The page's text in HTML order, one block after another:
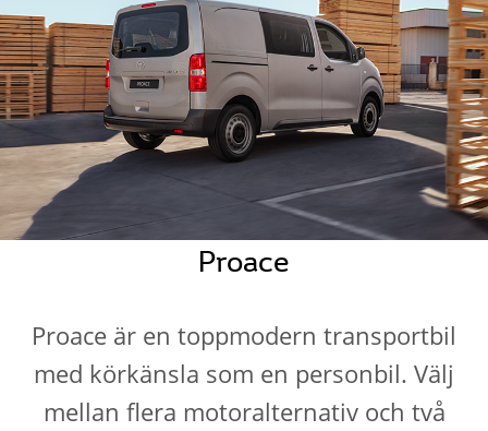
Proace
Proace är en toppmodern transportbil
med körkänsla som en personbil. Välj
mellan flera motoralternativ och två